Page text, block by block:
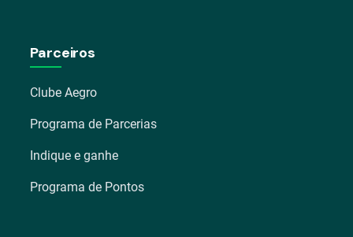
Parceiros
Clube Aegro
Programa de Parcerias
Indique e ganhe
Programa de Pontos